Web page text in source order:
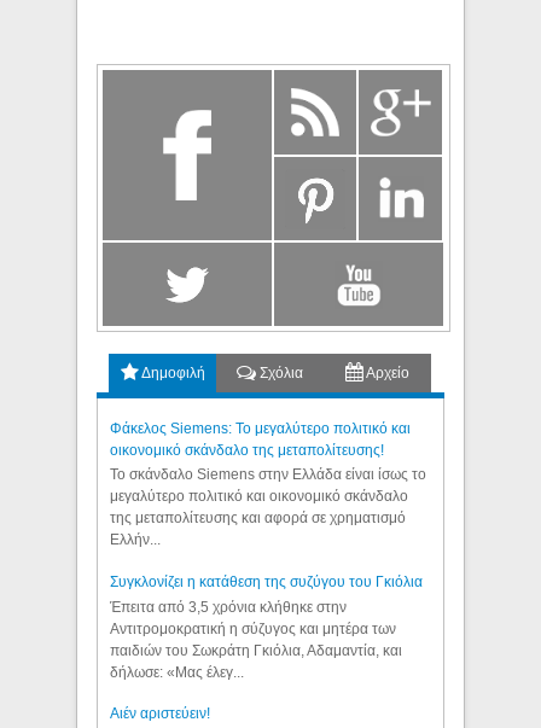
Δημοφιλή Σχόλια Αρχείο
Φάκελος Siemens: Το μεγαλύτερο πολιτικό και
οικονομικό σκάνδαλο της μεταπολίτευσης!
Το σκάνδαλο Siemens στην Ελλάδα είναι ίσως το
μεγαλύτερο πολιτικό και οικονομικό σκάνδαλο
της μεταπολίτευσης και αφορά σε χρηματισμό
Ελλήν...
Συγκλονίζει η κατάθεση της συζύγου του Γκιόλια
Έπειτα από 3,5 χρόνια κλήθηκε στην
Αντιτρομοκρατική η σύζυγος και μητέρα των
παιδιών του Σωκράτη Γκιόλια, Αδαμαντία, και
δήλωσε: «Μας έλεγ...
Aιέν αριστεύειν!